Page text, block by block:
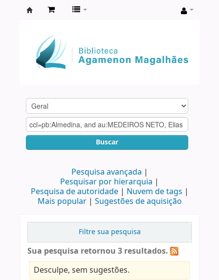
Agamenon
Magalhães
Buscar
Pesquisa avançada
Pesquisar por hierarquia
Pesquisa de autoridade
Nuvem de tags
Mais popular
Sugestões de aquisição
Filtre sua pesquisa
Sua pesquisa retornou 3 resultados.
Desculpe, sem sugestões.